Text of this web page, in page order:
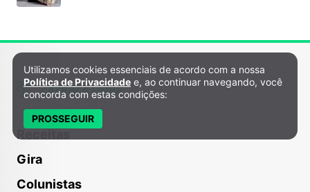
Receitas
Gira
Colunistas
Política de Privacidade e Cookies
Utilizamos cookies essenciais de acordo com a nossa
Política de Privacidade e, ao continuar navegando, você
concorda com estas condições:
PROSSEGUIR